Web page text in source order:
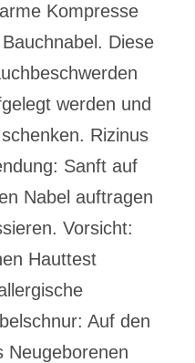
Kompresse
Diese
werden und
Rizinus
Sanft auf
Nabel auftragen
Vorsicht:
Hauttest
Auf den
Neugeborenen